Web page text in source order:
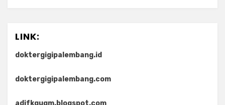
LINK:
doktergigipalembang.id
doktergigipalembang.com